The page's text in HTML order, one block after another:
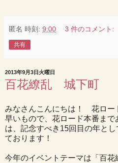
匿名 時刻: 9:00 3 件のコメント:
共有
2013年9月3日火曜日
百花繚乱 城下町
みなさんこんにちは！ 花ロー
早いもので、花ロード本番ま
は、記念すべき15回目の年と
ております！
今年のイベントテーマは「百